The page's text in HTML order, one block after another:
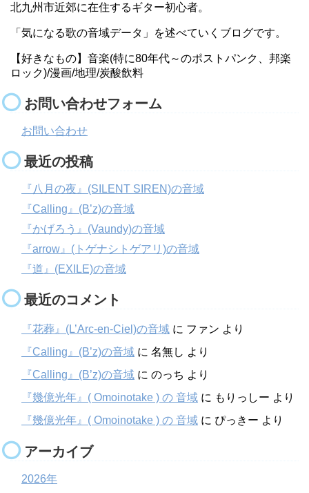
北九州市近郊に在住するギター初心者。
「気になる歌の音域データ」を述べていくブログです。
【好きなもの】音楽(特に80年代～のポストパンク、邦楽
ロック)/漫画/地理/炭酸飲料
お問い合わせフォーム
お問い合わせ
最近の投稿
『八月の夜』(SILENT SIREN)の音域
『Calling』(B’z)の音域
『かげろう』(Vaundy)の音域
『arrow』(トゲナシトゲアリ)の音域
『道』(EXILE)の音域
最近のコメント
『花葬』(L’Arc-en-Ciel)の音域 に ファン より
『Calling』(B’z)の音域 に 名無し より
『Calling』(B’z)の音域 に のっち より
『幾億光年』( Omoinotake ) の 音域 に もりっしー より
『幾億光年』( Omoinotake ) の 音域 に ぴっきー より
アーカイブ
2026年